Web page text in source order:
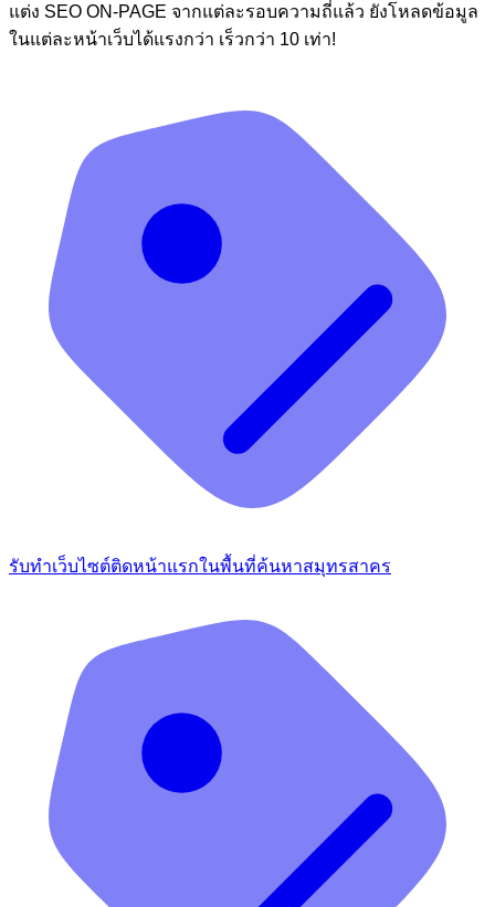
แต่ง SEO ON-PAGE จากแต่ละรอบความถี่แล้ว ยังโหลดข้อมูล
ในแต่ละหน้าเว็บได้แรงกว่า เร็วกว่า 10 เท่า!
รับทำเว็บไซต์ติดหน้าแรกในพื้นที่ค้นหาสมุทรสาคร